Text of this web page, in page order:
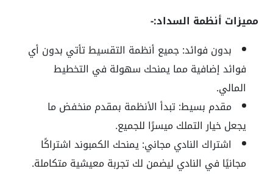
مميزات أنظمة السداد:-
بدون فوائد:جميع أنظمة التقسيط تأتي بدون أي
فوائد إضافية مما يمنحك سهولة في التخطيط
المالي.
مقدم بسيط:تبدأ الأنظمة بمقدم منخفض ما
يجعل خيار التملك ميسرًا للجميع.
اشتراك النادي مجاني:يمنحك الكمبوند اشتراكًا
مجانيًا في النادي ليضمن لك تجربة معيشية متكاملة.